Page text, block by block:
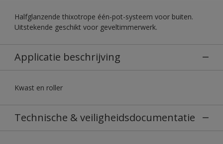
Halfglanzende thixotrope één-pot-systeem voor buiten.
Uitstekende geschikt voor geveltimmerwerk.
Applicatie beschrijving
Kwast en roller
Technische & veiligheidsdocumentatie